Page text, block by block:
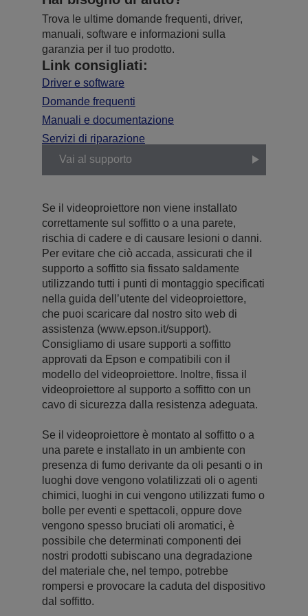
Trova le ultime domande frequenti, driver,
manuali, software e informazioni sulla
garanzia per il tuo prodotto.
Link consigliati:
Driver e software
Domande frequenti
Manuali e documentazione
Servizi di riparazione
Vai al supporto
Se il videoproiettore non viene installato
correttamente sul soffitto o a una parete,
rischia di cadere e di causare lesioni o danni.
Per evitare che ciò accada, assicurati che il
supporto a soffitto sia fissato saldamente
utilizzando tutti i punti di montaggio specificati
nella guida dell’utente del videoproiettore,
che puoi scaricare dal nostro sito web di
assistenza (www.epson.it/support).
Consigliamo di usare supporti a soffitto
approvati da Epson e compatibili con il
modello del videoproiettore. Inoltre, fissa il
videoproiettore al supporto a soffitto con un
cavo di sicurezza dalla resistenza adeguata.
Se il videoproiettore è montato al soffitto o a
una parete e installato in un ambiente con
presenza di fumo derivante da oli pesanti o in
luoghi dove vengono volatilizzati oli o agenti
chimici, luoghi in cui vengono utilizzati fumo o
bolle per eventi e spettacoli, oppure dove
vengono spesso bruciati oli aromatici, è
possibile che determinati componenti dei
nostri prodotti subiscano una degradazione
del materiale che, nel tempo, potrebbe
rompersi e provocare la caduta del dispositivo
dal soffitto.